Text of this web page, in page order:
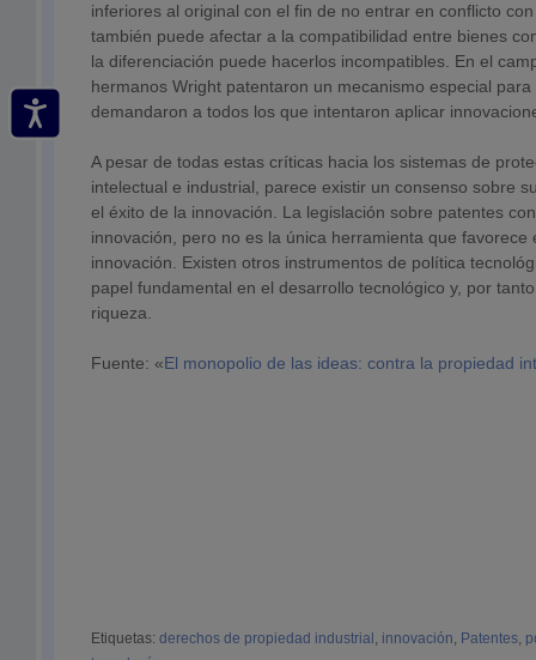
inferiores al original con el fin de no entrar en conflicto
también puede afectar a la compatibilidad entre bienes
la diferenciación puede hacerlos incompatibles. En el
hermanos Wright patentaron un mecanismo especial
demandaron a todos los que intentaron aplicar
A pesar de todas estas críticas hacia los sistemas de
intelectual e industrial, parece existir un consenso sobre
el éxito de la innovación. La legislación sobre patentes
innovación, pero no es la única herramienta que favorece
innovación. Existen otros instrumentos de política
papel fundamental en el desarrollo tecnológico y, por
riqueza.
Fuente: «El monopolio de las ideas: contra la propiedad
Etiquetas: derechos de propiedad industrial , innovación, Patentes,